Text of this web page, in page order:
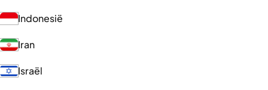
Indonesië
Iran
Israël